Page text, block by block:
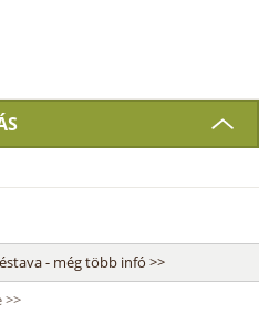
- még több infó >>
>>